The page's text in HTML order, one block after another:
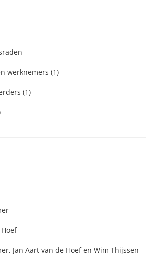
werknemers (1)
(1)
Jan Aart van de Hoef en Wim Thijssen